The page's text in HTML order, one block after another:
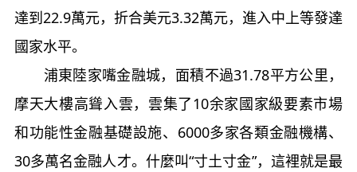
達到22.9萬元，折合美元3.32萬元，進入中上等發達
國家水平。
浦東陸家嘴金融城，面積不過31.78平方公里，
摩天大樓高聳入雲，雲集了10余家國家級要素市場
和功能性金融基礎設施、 6000多家各類金融機構、
30多萬名金融人才。什麼叫“寸土寸金”，這裡就是最